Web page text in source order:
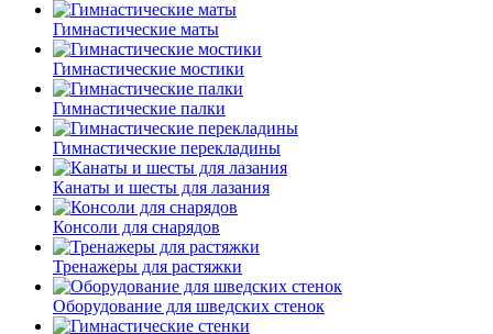
Гимнастические маты
Гимнастические мостики
Гимнастические палки
Гимнастические перекладины
Канаты и шесты для лазания
Консоли для снарядов
Тренажеры для растяжки
Оборудование для шведских стенок